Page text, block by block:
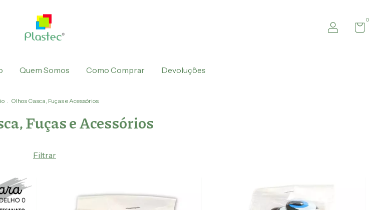
0
Quem Somos Como Comprar Devoluções
. Olhos Casca, Fuças e Acessórios
Fuças e Acessórios
Filtrar